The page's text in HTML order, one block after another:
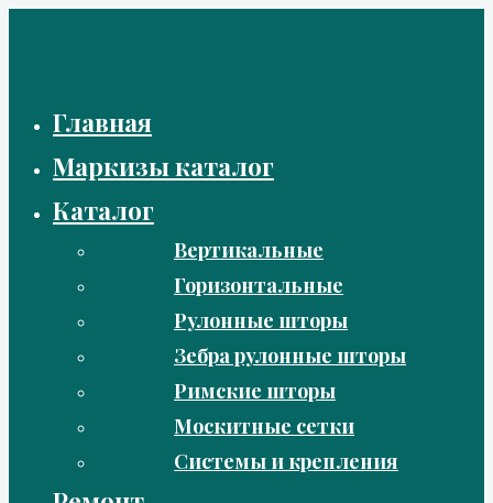
Главная
Маркизы каталог
Каталог
Вертикальные
Горизонтальные
Рулонные шторы
Зебра рулонные шторы
Римские шторы
Москитные сетки
Системы и крепления